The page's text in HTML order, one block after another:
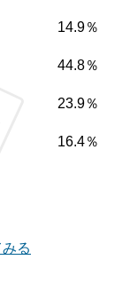
14.9％
44.8％
23.9％
16.4％
る